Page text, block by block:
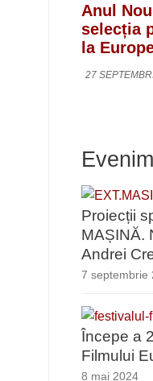
Anul
selecția
la
27
Proiecții
MAȘINĂ.
Andrei
7 septembrie
Începe a
Filmului
8 mai 2024